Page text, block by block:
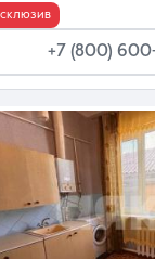
+7 (800)